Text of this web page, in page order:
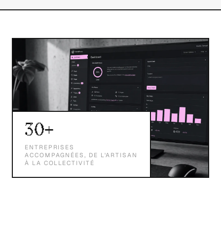
30+
ENTREPRISES
ACCOMPAGNÉES, DE L'ARTISAN
À LA COLLECTIVITÉ